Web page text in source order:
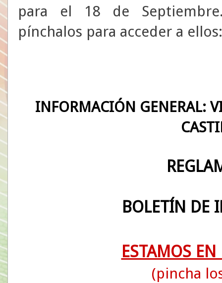
para el 18 de
pínchalos para acceder a ellos:
INFORMACIÓN GENERAL:
BOLETÍN DE
ESTAMOS
(pincha